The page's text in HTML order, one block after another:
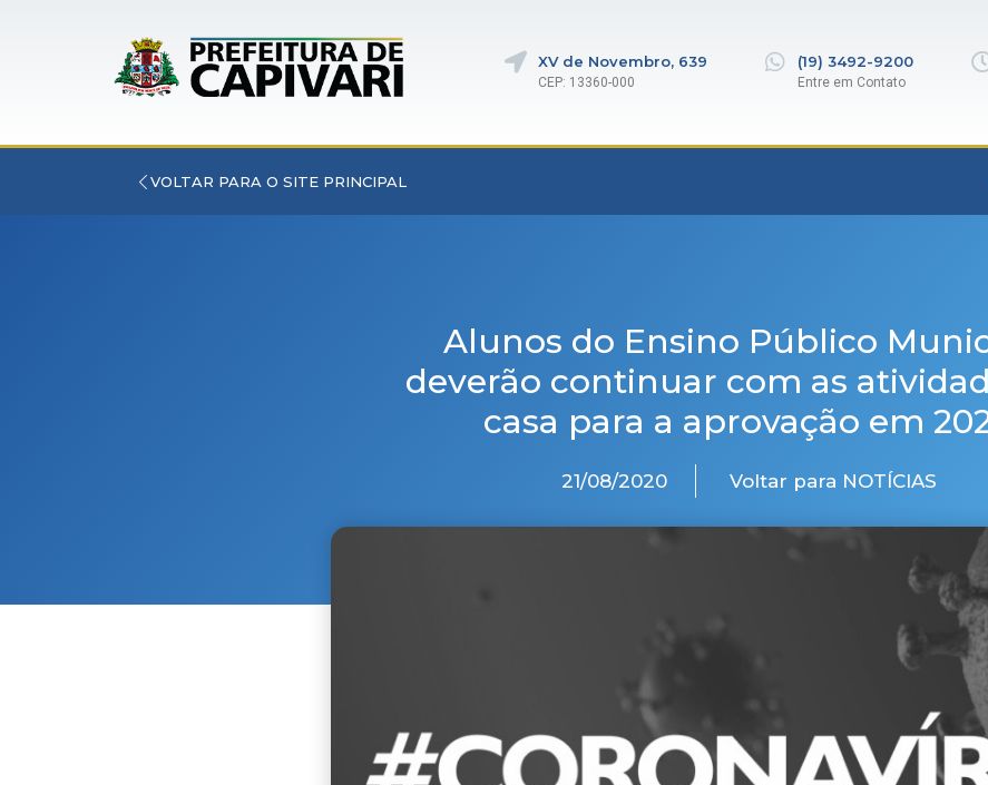
XV de Novembro, 639
CEP: 13360-000
(19) 3492-9200
Entre em Contato
VOLTAR PARA O SITE PRINCIPAL
Alunos do Ensino Público
deverão continuar com as
casa para a aprovação em
21/08/2020 Voltar para NOTÍCIAS